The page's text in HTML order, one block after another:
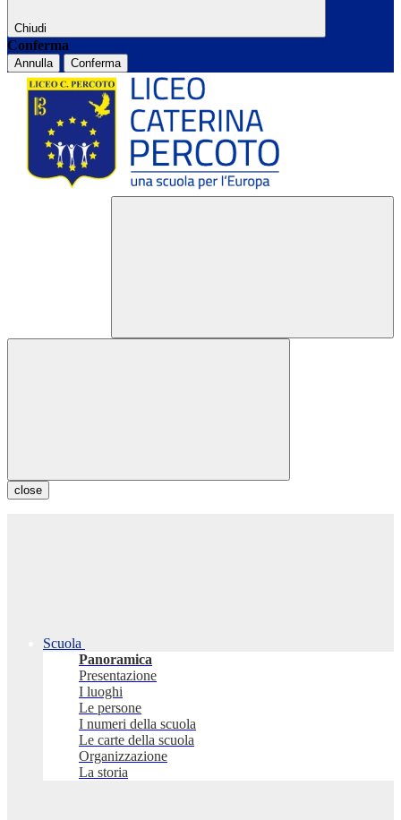
Chiudi
Conferma
Annulla Conferma
close
Scuola
Panoramica
Presentazione
I luoghi
Le persone
I numeri della scuola
Le carte della scuola
Organizzazione
La storia